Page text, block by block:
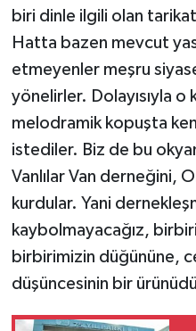
biri dinle ilgili olan
Hatta bazen mevcut
etmeyenler meşru
yönelirler. Dolayısıyla o
melodramik kopuşta
istediler. Biz de bu
Vanlılar Van derneğini,
kurdular. Yani
kaybolmayacağız,
birbirimizin düğününe,
düşüncesinin bir